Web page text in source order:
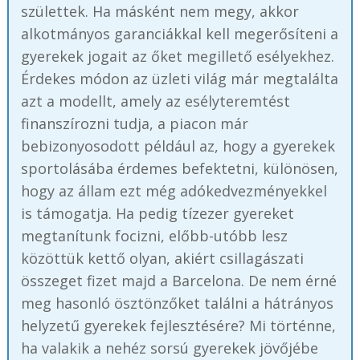
születtek. Ha másként nem megy, akkor
alkotmányos garanciákkal kell megerősíteni a
gyerekek jogait az őket megillető esélyekhez.
Érdekes módon az üzleti világ már megtalálta
azt a modellt, amely az esélyteremtést
finanszírozni tudja, a piacon már
bebizonyosodott például az, hogy a gyerekek
sportolásába érdemes befektetni, különösen,
hogy az állam ezt még adókedvezményekkel
is támogatja. Ha pedig tízezer gyereket
megtanítunk focizni, előbb-utóbb lesz
közöttük kettő olyan, akiért csillagászati
összeget fizet majd a Barcelona. De nem érné
meg hasonló ösztönzőket találni a hátrányos
helyzetű gyerekek fejlesztésére? Mi történne,
ha valakik a nehéz sorsú gyerekek jövőjébe